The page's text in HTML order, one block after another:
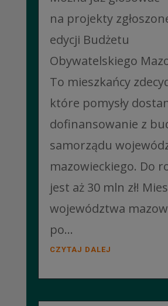
na projekty
edycji Budżetu
Obywatelskiego
To mieszkańcy
które pomysły
dofinansowanie z
samorządu
mazowieckiego. Do
jest aż 30 mln zł!
województwa
po...
CZYTAJ DALEJ